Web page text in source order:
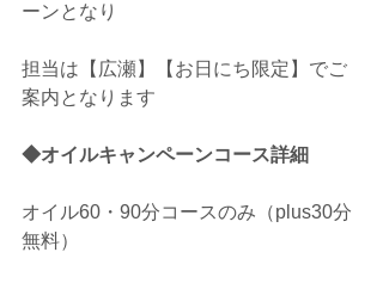
ーンとなり
担当は【広瀬】【お日にち限定】でご
案内となります
◆オイルキャンペーンコース詳細
オイル60・90分コースのみ（plus30分
無料）